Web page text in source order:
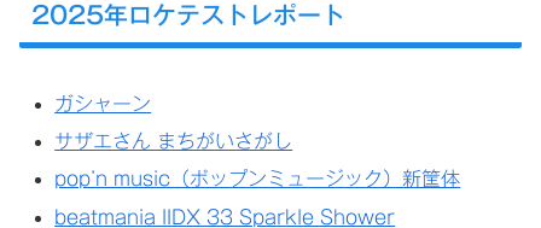
2025年ロケテストレポート
ガシャーン
サザエさん まちがいさがし
pop’n music（ポップンミュージック）新筐体
beatmania IIDX 33 Sparkle Shower